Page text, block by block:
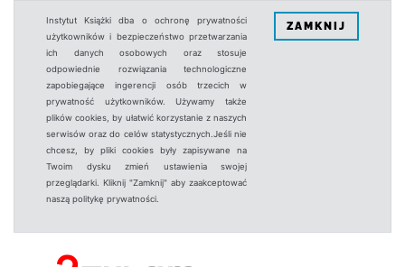
Instytut Książki dba o ochronę prywatności
użytkowników i bezpieczeństwo przetwarzania
ich danych osobowych oraz stosuje
odpowiednie rozwiązania technologiczne
zapobiegające ingerencji osób trzecich w
prywatność użytkowników. Używamy także
plików cookies, by ułatwić korzystanie z naszych
serwisów oraz do celów statystycznych.Jeśli nie
chcesz, by pliki cookies były zapisywane na
Twoim dysku zmień ustawienia swojej
przeglądarki. Kliknij "Zamknij" aby zaakceptować
naszą politykę prywatności.
ZAMKNIJ